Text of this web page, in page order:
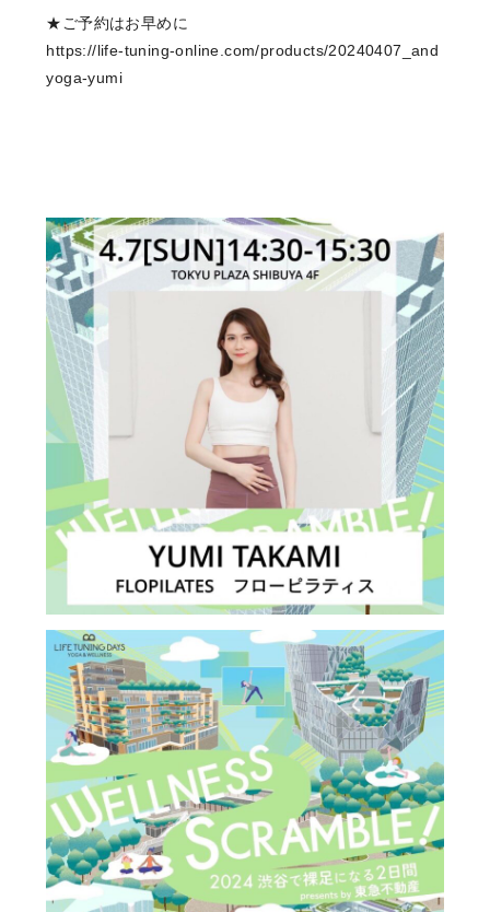
★ご予約はお早めに
https://life-tuning-online.com/products/20240407_and
yoga-yumi